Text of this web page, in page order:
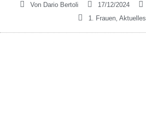
Von Dario Bertoli 17/12/2024
1. Frauen Aktuelles